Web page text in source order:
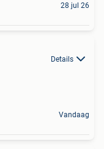
28 jul 26
Details
Vandaag